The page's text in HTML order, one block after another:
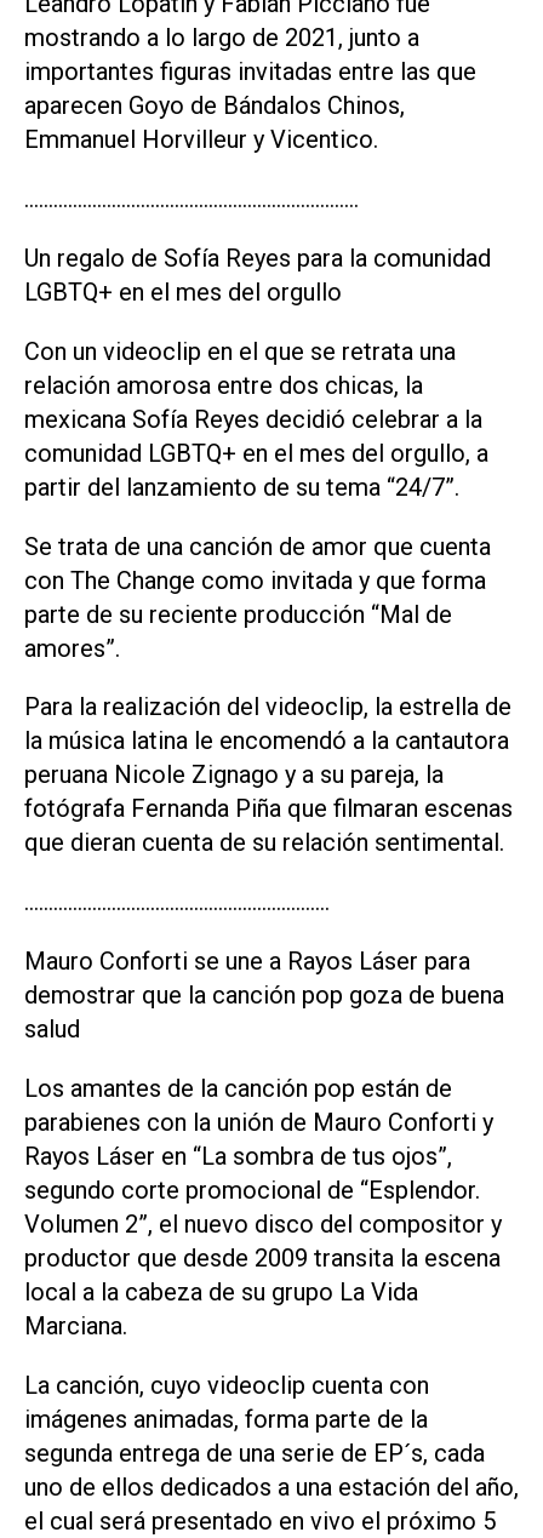
mostrando a lo largo de 2021, junto a
importantes figuras invitadas entre las que
aparecen Goyo de Bándalos Chinos,
Emmanuel Horvilleur y Vicentico.
……………………………………………………………
Un regalo de Sofía Reyes para la comunidad
LGBTQ+ en el mes del orgullo
Con un videoclip en el que se retrata una
relación amorosa entre dos chicas, la
mexicana Sofía Reyes decidió celebrar a la
comunidad LGBTQ+ en el mes del orgullo, a
partir del lanzamiento de su tema “24/7”.
Se trata de una canción de amor que cuenta
con The Change como invitada y que forma
parte de su reciente producción “Mal de
amores”.
Para la realización del videoclip, la estrella de
la música latina le encomendó a la cantautora
peruana Nicole Zignago y a su pareja, la
fotógrafa Fernanda Piña que filmaran escenas
que dieran cuenta de su relación sentimental.
………………………………………………………
Mauro Conforti se une a Rayos Láser para
demostrar que la canción pop goza de buena
salud
Los amantes de la canción pop están de
parabienes con la unión de Mauro Conforti y
Rayos Láser en “La sombra de tus ojos”,
segundo corte promocional de “Esplendor.
Volumen 2”, el nuevo disco del compositor y
productor que desde 2009 transita la escena
local a la cabeza de su grupo La Vida
Marciana.
La canción, cuyo videoclip cuenta con
imágenes animadas, forma parte de la
segunda entrega de una serie de EP´s, cada
uno de ellos dedicados a una estación del año,
el cual será presentado en vivo el próximo 5